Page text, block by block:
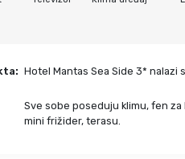
Tasos
Hotel Mantas Sea Side 3* nalazi
Sve sobe poseduju klimu, fen
mini frižider, terasu.